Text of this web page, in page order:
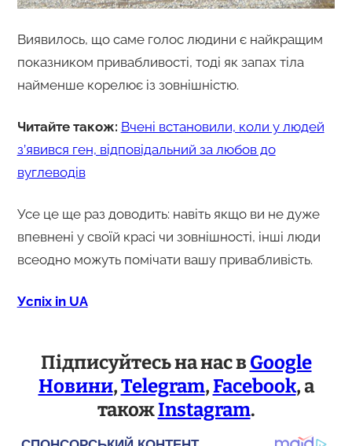
Виявилось, що саме голос людини є найкращим
показником привабливості, тоді як запах тіла
найменше корелює із зовнішністю.
Читайте також: Вчені встановили, коли у людей
з’явився ген, відповідальний за любов до
вуглеводів
Усе це ще раз доводить: навіть якщо ви не дуже
впевнені у своїй красі чи зовнішності, інші люди
всеодно можуть помічати вашу привабливість.
Успіх in UA
Підписуйтесь на нас вGoogle
Новини,Telegram,Facebook, а
такожInstagram.